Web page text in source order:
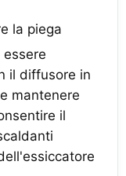
la piega
il diffusore in
mantenere
il